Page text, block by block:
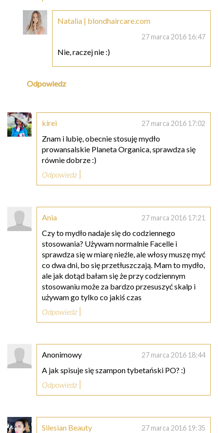
Natalia | blondhaircare.com
27 marca 2016 16:47
Nie, raczej nie :)
Odpowiedz
kirei 27 marca 2016 17:02
Znam i lubię, obecnie stosuję mydło
prowansalskie Planeta Organica, sprawdza się
równie dobrze :)
Odpowiedz
Ania 27 marca 2016 17:21
Czy to mydło nadaje się do codziennego
stosowania? Używam normalnie Facelle i
sprawdza się w miarę nieźle, ale włosy muszę myć
co dwa dni, bo się przetłuszczają. Mam to mydło,
ale jak dotąd bałam się że przy codziennym
stosowaniu może za bardzo przesuszyć skalp i
używam go tylko co jakiś czas
Odpowiedz
Anonimowy 27 marca 2016 18:44
A jak spisuje się szampon tybetański PO? :)
Odpowiedz
Silesian Beauty 27 marca 2016 19:35